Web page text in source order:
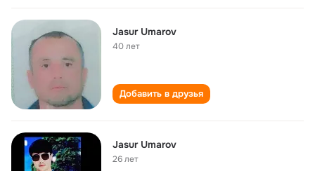
Jasur Umarov
40 лет
Добавить в друзья
Jasur Umarov
26 лет